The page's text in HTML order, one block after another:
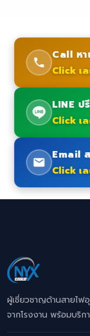
Call หา
Click เ
LINE ป
Click เ
Email
Click เ
ผู้เชี่ยวชาญด้านสายไ
จากโรงงาน พร้อมบริก